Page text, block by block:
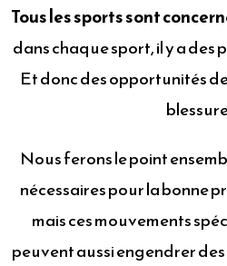
Tous les sports sont
dans chaque sport, il y a des
Et donc des opportunités
Nous ferons le point
nécessaires pour la bonne
mais ces mouvements
peuvent aussi engendrer